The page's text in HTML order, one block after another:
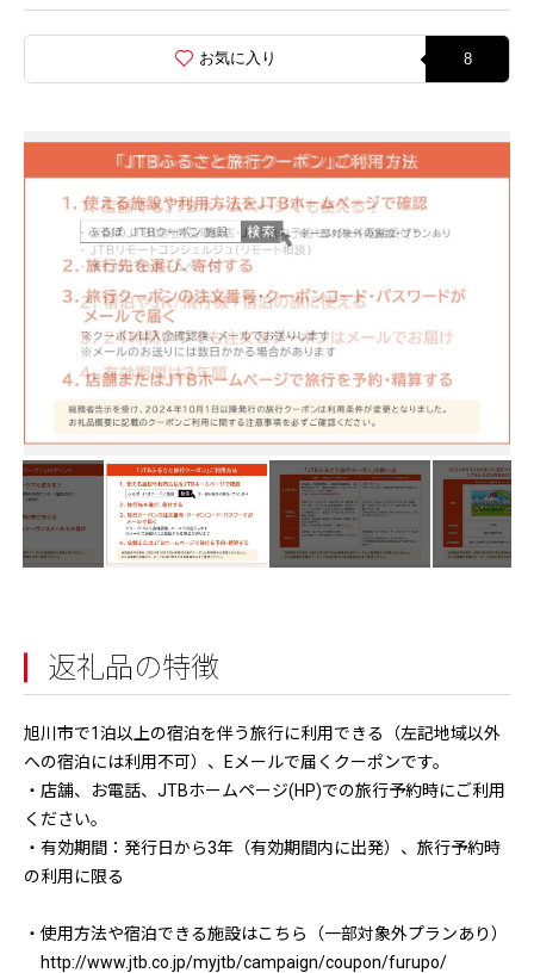
お気に入り 8
返礼品の特徴
旭川市で1泊以上の宿泊を伴う旅行に利用できる（左記地域以外
への宿泊には利用不可）、Eメールで届くクーポンです。
・店舗、お電話、JTBホームページ(HP)での旅行予約時にご利用
ください。
・有効期間：発行日から3年（有効期間内に出発）、旅行予約時
の利用に限る
・使用方法や宿泊できる施設はこちら（一部対象外プランあり）
http://www.jtb.co.jp/myjtb/campaign/coupon/furupo/